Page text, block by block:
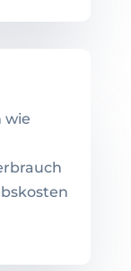
wie